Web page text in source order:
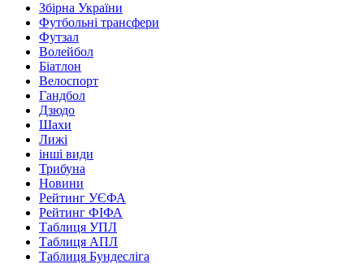
Збірна України
Футбольні трансфери
Футзал
Волейбол
Біатлон
Велоспорт
Гандбол
Дзюдо
Шахи
Лижі
інші види
Трибуна
Новини
Рейтинг УЄФА
Рейтинг ФІФА
Таблиця УПЛ
Таблиця АПЛ
Таблиця Бундесліга